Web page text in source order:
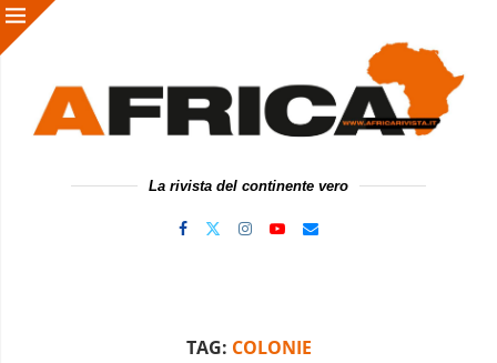
La rivista del continente vero
TAG: COLONIE